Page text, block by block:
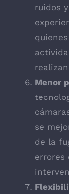
ruidos
Menor
se
de la
errores